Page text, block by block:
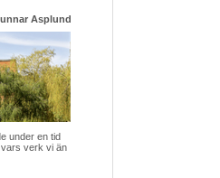
Asplund - mycket intressant läsning
under en tid
verk vi än